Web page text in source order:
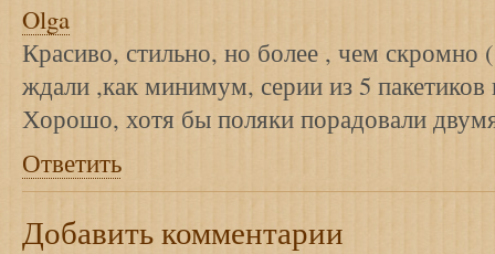
Olga
Красиво, стильно, но более , чем
ждали ,как минимум, серии из 5
Хорошо, хотя бы поляки порадовали
Ответить
Добавить комментарии